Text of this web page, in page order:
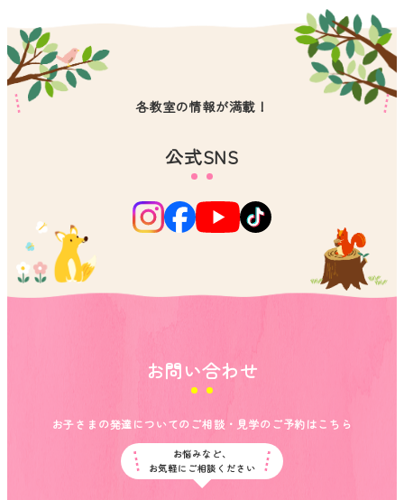
各教室の情報が満載！
公式SNS
お問い合わせ
お子さまの発達についてのご相談・見学のご予約はこちら
お悩みなど、
お気軽にご相談ください